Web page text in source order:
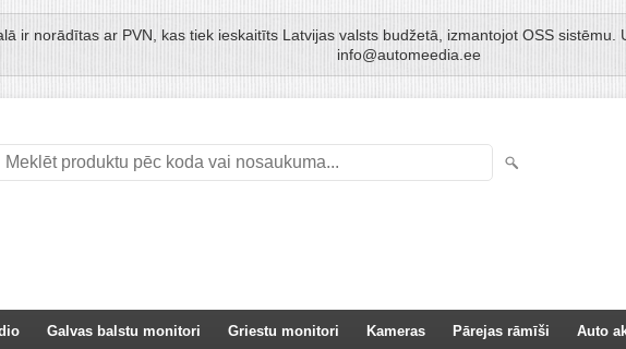
ir norādītas ar PVN, kas tiek ieskaitīts Latvijas valsts budžetā, izmantojot OSS sistēmu.
info@automeedia.ee
Galvas balstu monitori Griestu monitori Kameras Pārejas rāmīši Auto